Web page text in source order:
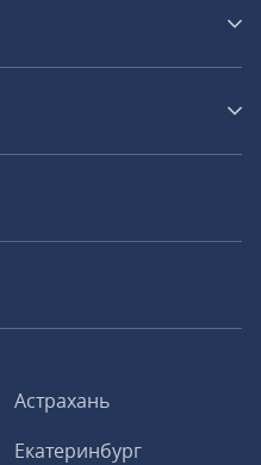
Астрахань
Екатеринбург